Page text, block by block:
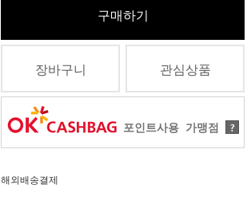
구매하기
장바구니 관심상품
포인트사용 가맹점 ?
해외배송결제